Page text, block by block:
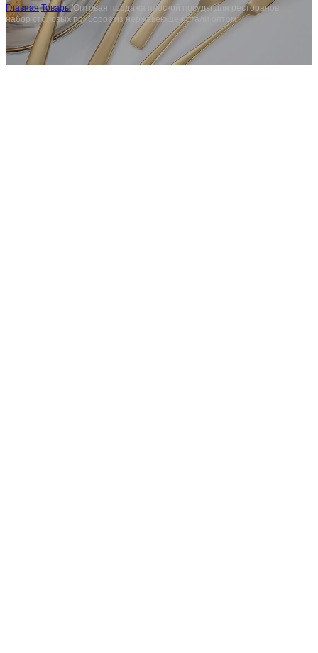
Главная/Товары/Оптовая продажа плоской посуды для ресторанов,
набор столовых приборов из нержавеющей стали оптом